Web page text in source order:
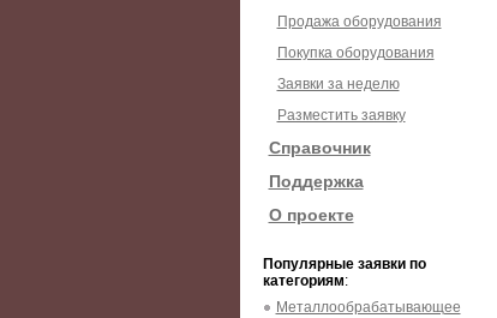
Продажа оборудования
Покупка оборудования
Заявки за неделю
Разместить заявку
Справочник
Поддержка
О проекте
Популярные заявки по
категориям:
Металлообрабатывающее